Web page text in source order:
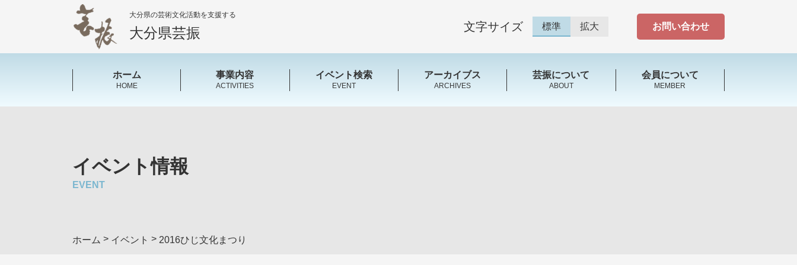
大分県の芸術文化活動を支援する
大分県芸振 文字サイズ 標準 拡大 お問い合わせ
ホーム
HOME
事業内容
ACTIVITIES
イベント検索
EVENT
アーカイブス
ARCHIVES
芸振について
ABOUT
会員について
MEMBER
イベント情報
EVENT
ホーム > イベント > 2016ひじ文化まつり